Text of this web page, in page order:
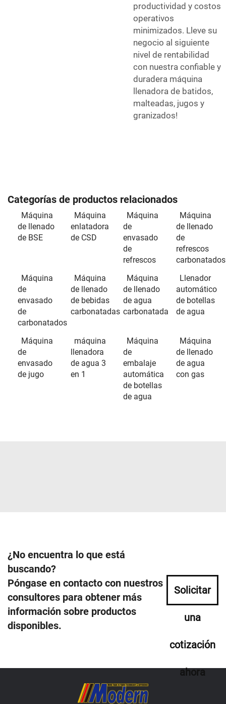
productividad y costos
operativos
minimizados. Lleve su
negocio al siguiente
nivel de rentabilidad
con nuestra confiable y
duradera máquina
llenadora de batidos,
malteadas, jugos y
granizados!
Categorías de productos relacionados
Máquina
de llenado
de BSE
Máquina
enlatadora
de CSD
Máquina
de
envasado
de
refrescos
Máquina
de llenado
de
refrescos
carbonatados
Máquina
de
envasado
de
carbonatados
Máquina
de llenado
de bebidas
carbonatadas
Máquina
de llenado
de agua
carbonatada
Llenador
automático
de botellas
de agua
Máquina
de
envasado
de jugo
máquina
llenadora
de agua 3
en 1
Máquina
de
embalaje
automática
de botellas
de agua
Máquina
de llenado
de agua
con gas
¿No encuentra lo que está
buscando?
Póngase en contacto con nuestros
consultores para obtener más
información sobre productos
disponibles.
Solicitar
una
cotización
ahora